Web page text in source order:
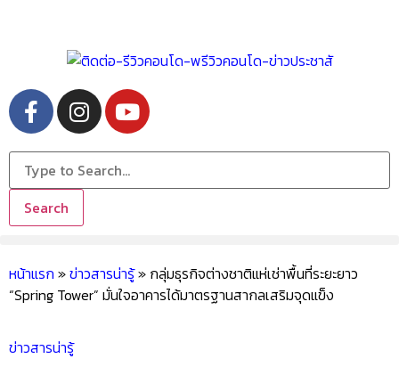
Search
หน้าแรก »ข่าวสารน่ารู้» กลุ่มธุรกิจต่างชาติแห่เช่าพื้นที่ระยะยาว
“Spring Tower” มั่นใจอาคารได้มาตรฐานสากลเสริมจุดแข็ง
ข่าวสารน่ารู้